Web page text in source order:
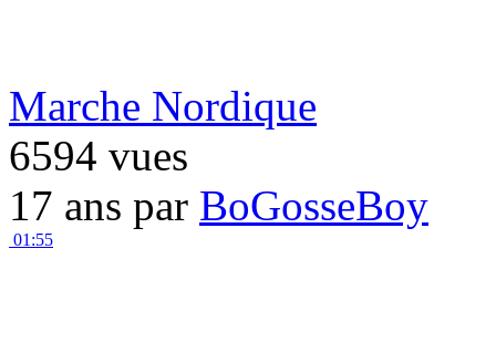
Marche Nordique
6594 vues
17 ans par BoGosseBoy
01:55